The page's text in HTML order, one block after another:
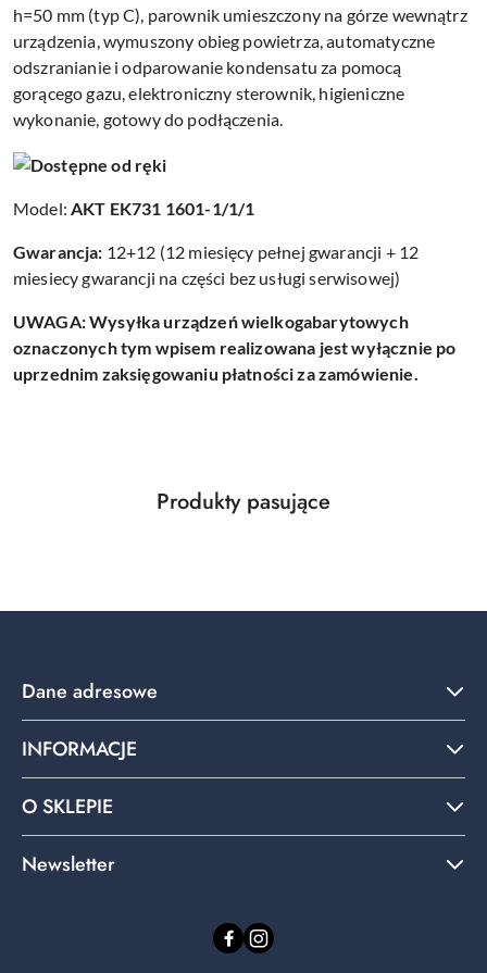
h=50 mm (typ C), parownik umieszczony na górze wewnątrz
urządzenia, wymuszony obieg powietrza, automatyczne
odszranianie i odparowanie kondensatu za pomocą
gorącego gazu, elektroniczny sterownik, higieniczne
wykonanie, gotowy do podłączenia.
Model: AKT EK731 1601-1/1/1
Gwarancja: 12+12 (12 miesięcy pełnej gwarancji + 12
miesiecy gwarancji na części bez usługi serwisowej)
UWAGA: Wysyłka urządzeń wielkogabarytowych
oznaczonych tym wpisem realizowana jest wyłącznie po
uprzednim zaksięgowaniu płatności za zamówienie.
Pomiń karuzelę produktów
Produkty
Produkty pasujące
Dane adresowe
INFORMACJE
O SKLEPIE
Newsletter